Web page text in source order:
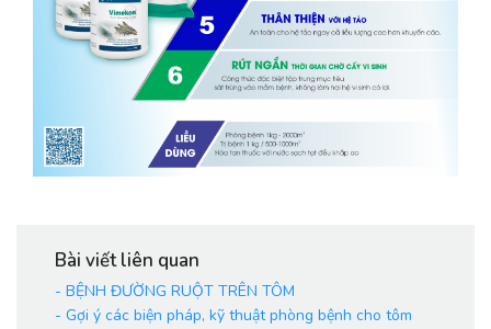
Bài viết liên quan
- BỆNH ĐƯỜNG RUỘT TRÊN TÔM
- Gợi ý các biện pháp, kỹ thuật phòng bệnh cho tôm